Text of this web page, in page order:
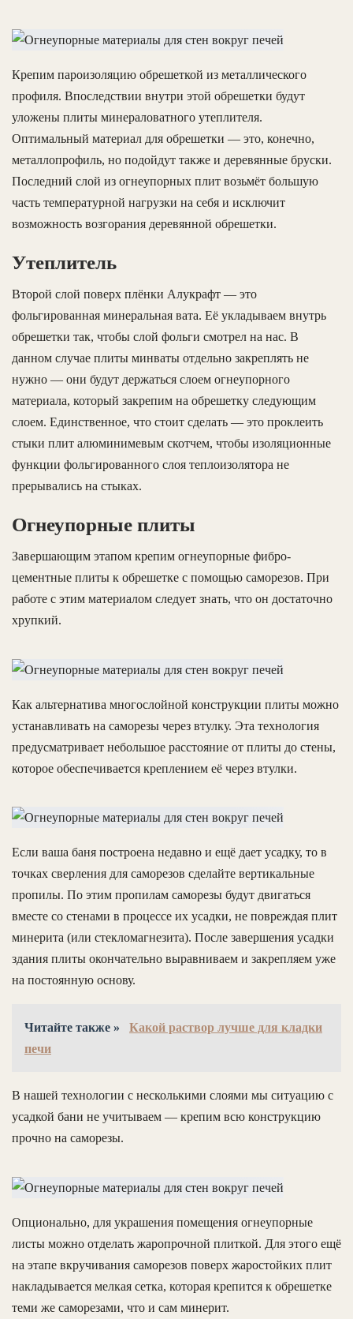
Крепим пароизоляцию обрешеткой из металлического
профиля. Впоследствии внутри этой обрешетки будут
уложены плиты минераловатного утеплителя.
Оптимальный материал для обрешетки — это, конечно,
металлопрофиль, но подойдут также и деревянные бруски.
Последний слой из огнеупорных плит возьмёт большую
часть температурной нагрузки на себя и исключит
возможность возгорания деревянной обрешетки.
Утеплитель
Второй слой поверх плёнки Алукрафт — это
фольгированная минеральная вата. Её укладываем внутрь
обрешетки так, чтобы слой фольги смотрел на нас. В
данном случае плиты минваты отдельно закреплять не
нужно — они будут держаться слоем огнеупорного
материала, который закрепим на обрешетку следующим
слоем. Единственное, что стоит сделать — это проклеить
стыки плит алюминимевым скотчем, чтобы изоляционные
функции фольгированного слоя теплоизолятора не
прерывались на стыках.
Огнеупорные плиты
Завершающим этапом крепим огнеупорные фибро-
цементные плиты к обрешетке с помощью саморезов. При
работе с этим материалом следует знать, что он достаточно
хрупкий.
Как альтернатива многослойной конструкции плиты можно
устанавливать на саморезы через втулку. Эта технология
предусматривает небольшое расстояние от плиты до стены,
которое обеспечивается креплением её через втулки.
Если ваша баня построена недавно и ещё дает усадку, то в
точках сверления для саморезов сделайте вертикальные
пропилы. По этим пропилам саморезы будут двигаться
вместе со стенами в процессе их усадки, не повреждая плит
минерита (или стекломагнезита). После завершения усадки
здания плиты окончательно выравниваем и закрепляем уже
на постоянную основу.
Читайте также »
Какой раствор лучше для кладки
печи
В нашей технологии с несколькими слоями мы ситуацию с
усадкой бани не учитываем — крепим всю конструкцию
прочно на саморезы.
Опционально, для украшения помещения огнеупорные
листы можно отделать жаропрочной плиткой. Для этого ещё
на этапе вкручивания саморезов поверх жаростойких плит
накладывается мелкая сетка, которая крепится к обрешетке
теми же саморезами, что и сам минерит.